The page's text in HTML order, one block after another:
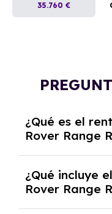
35.760 €
¿Qué es el
Rover Range
es un contrato
que pagas una
del coche
¿Qué incluye
Rover Range